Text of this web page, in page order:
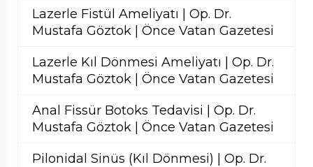
Lazerle Fistül Ameliyatı | Op. Dr.
Mustafa Göztok | Önce Vatan Gazetesi
Lazerle Kıl Dönmesi Ameliyatı | Op. Dr.
Mustafa Göztok | Önce Vatan Gazetesi
Anal Fissür Botoks Tedavisi | Op. Dr.
Mustafa Göztok | Önce Vatan Gazetesi
Pilonidal Sinüs (Kıl Dönmesi) | Op. Dr.